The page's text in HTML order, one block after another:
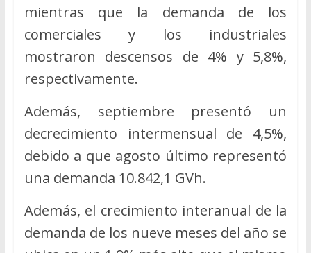
mientras que la demanda de los
comerciales y los industriales
mostraron descensos de 4% y 5,8%,
respectivamente.
Además, septiembre presentó un
decrecimiento intermensual de 4,5%,
debido a que agosto último representó
una demanda 10.842,1 GVh.
Además, el crecimiento interanual de la
demanda de los nueve meses del año se